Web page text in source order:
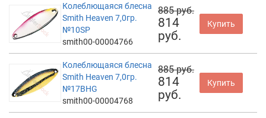
Колеблющаяся блесна
Smith Heaven 7,0гр.
№10SP
smith00-00004766
885 руб.
814
руб.
Купить
Колеблющаяся блесна
Smith Heaven 7,0гр.
№17BHG
smith00-00004768
885 руб.
814
руб.
Купить